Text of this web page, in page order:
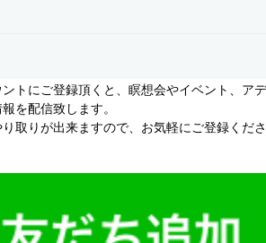
トにご登録頂くと、瞑想会やイベント、ア
を配信致します。
取りが出来ますので、お気軽にご登録くださ